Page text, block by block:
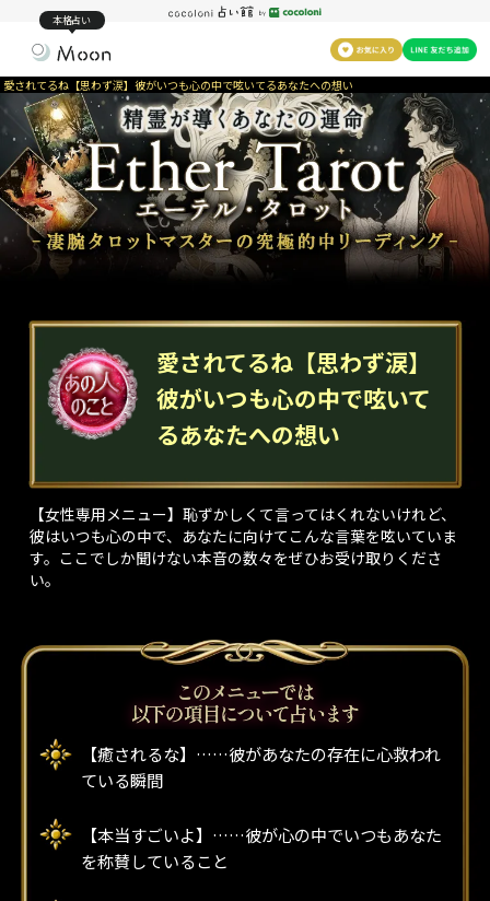
本格占い
愛されてるね【思わず涙】彼がいつも心の中で呟いてるあなたへの想い
愛されてるね【思わず涙】
彼がいつも心の中で呟いて
るあなたへの想い
【女性専用メニュー】恥ずかしくて言ってはくれないけれど、
彼はいつも心の中で、あなたに向けてこんな言葉を呟いていま
す。ここでしか聞けない本音の数々をぜひお受け取りくださ
い。
【癒されるな】……彼があなたの存在に心救われ
ている瞬間
【本当すごいよ】……彼が心の中でいつもあなた
を称賛していること